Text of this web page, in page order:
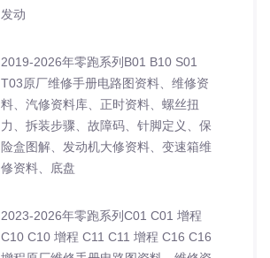
发动
2019-2026年零跑系列B01 B10 S01
T03原厂维修手册电路图资料、维修资
料、汽修资料库、正时资料、螺丝扭
力、拆装步骤、故障码、针脚定义、保
险盒图解、发动机大修资料、变速箱维
修资料、底盘
2023-2026年零跑系列C01 C01 增程
C10 C10 增程 C11 C11 增程 C16 C16